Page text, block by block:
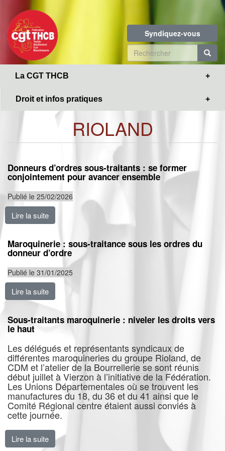
contenu
principal
Syndiquez-vous
Formulaire
de
La CGT THCB
Droit et infos pratiques
RIOLAND
Donneurs d’ordres sous-traitants : se former
conjointement pour avancer ensemble
Publié le 25/02/2026
Lire la suite
Maroquinerie : sous-traitance sous les ordres du
donneur d’ordre
Publié le 31/01/2025
Lire la suite
Sous-traitants maroquinerie : niveler les droits vers
le haut
Les délégués et représentants syndicaux de
différentes maroquineries du groupe Rioland, de
CDM et l’atelier de la Bourrellerie se sont réunis
début juillet à Vierzon à l’initiative de la Fédération.
Les Unions Départementales où se trouvent les
manufactures du 18, du 36 et du 41 ainsi que le
Comité Régional centre étaient aussi conviés à
cette journée.
Lire la suite de Sous-traitants maroquinerie : niveler les droits